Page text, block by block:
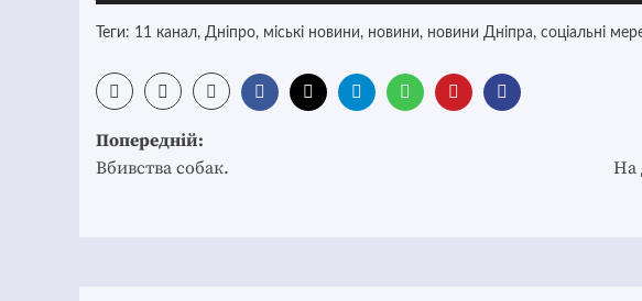
Теги: 11 канал, Дніпро, міські новини, новини, новини Дніпра, соціальні
Post
navigation
Попередній:
Вбивства собак.
На